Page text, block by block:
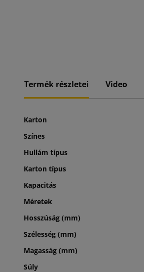
Termék részletei Video
Karton
Színes
Hullám típus
Karton típus
Kapacitás
Méretek
Hosszúság (mm)
Szélesség (mm)
Magasság (mm)
Súly